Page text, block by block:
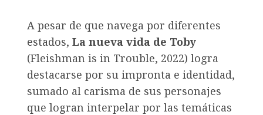
A pesar de que navega por diferentes
estados, La nueva vida de Toby
(Fleishman is in Trouble, 2022) logra
destacarse por su impronta e identidad,
sumado al carisma de sus personajes
que logran interpelar por las temáticas